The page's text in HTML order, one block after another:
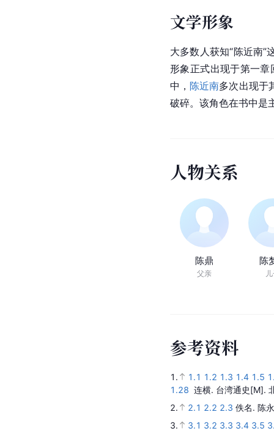
文学形象
大多数人获知“陈近南”
形象正式出现于第一
中，陈近南多次出现于
破碎。该角色在书中是
人物关系
陈鼎
父亲
陈
参考资料
1. 1.1 1.2 1.3 1.4 1.5
1.28 连横. 台湾通史[M].
2.
2.1 2.2 2.3 佚名. 陈
3.
3.1 3.2 3.3 3.4 3.5